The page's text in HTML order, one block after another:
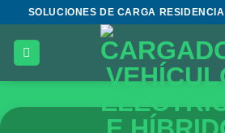
Saltar
contenido
SOLUCIONES DE CARGA